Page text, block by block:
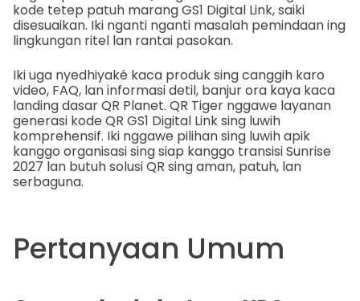
kode tetep patuh marang GS1 Digital Link, saiki
disesuaikan. Iki nganti nganti masalah pemindaan ing
lingkungan ritel lan rantai pasokan.
Iki uga nyedhiyaké kaca produk sing canggih karo
video, FAQ, lan informasi detil, banjur ora kaya kaca
landing dasar QR Planet. QR Tiger nggawe layanan
generasi kode QR GS1 Digital Link sing luwih
komprehensif. Iki nggawe pilihan sing luwih apik
kanggo organisasi sing siap kanggo transisi Sunrise
2027 lan butuh solusi QR sing aman, patuh, lan
serbaguna.
Pertanyaan Umum